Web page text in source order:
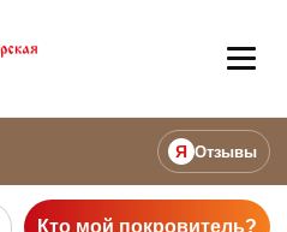
Я Отзывы
Кто мой покровитель?